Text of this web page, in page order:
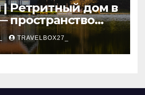
| Ретритный дом в
пространство
и
TRAVELBOX27_